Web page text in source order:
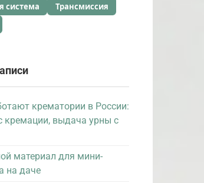
система
Трансмиссия
крематории в России:
кремации, выдача урны с
материал для мини-
на даче